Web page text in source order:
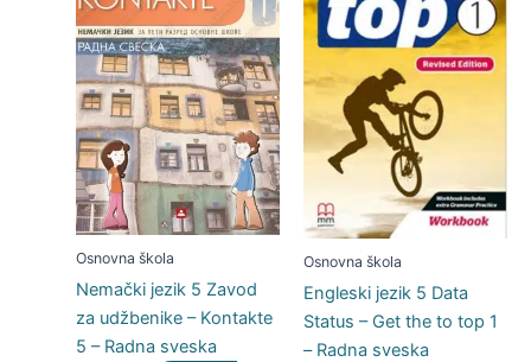
Osnovna škola
Nemački jezik 5 Zavod
za udžbenike – Kontakte
5 – Radna sveska
Osnovna škola
Engleski jezik 5 Data
Status – Get the to top 1
– Radna sveska